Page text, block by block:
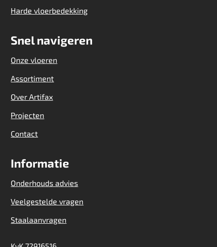
Harde vloerbedekking
Snel navigeren
Onze vloeren
Assortiment
Over Artifax
Projecten
Contact
Informatie
Onderhouds advies
Veelgestelde vragen
Staalaanvragen